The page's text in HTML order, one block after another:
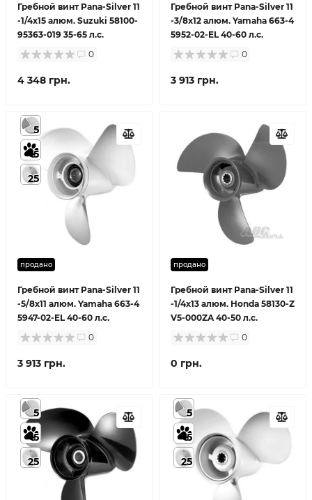
Гребной винт Pana-Silver 11
-1/4x15 алюм. Suzuki 58100-
95363-019 35-65 л.с.
0
4 348 грн.
Гребной винт Pana-Silver 11
-3/8x12 алюм. Yamaha 663-4
5952-02-EL 40-60 л.с.
0
3 913 грн.
продано
Гребной винт Pana-Silver 11
-5/8x11 алюм. Yamaha 663-4
5947-02-EL 40-60 л.с.
5
5
25
0
3 913 грн.
продано
Гребной винт Pana-Silver 11
-1/4x13 алюм. Honda 58130-Z
V5-000ZA 40-50 л.с.
0
0 грн.
5
5
25
5
5
25